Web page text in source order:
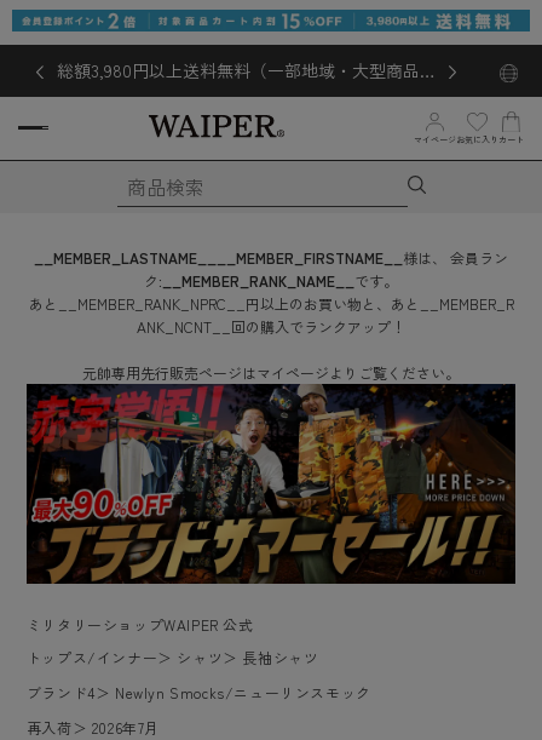
総額3,980円以上送料無料（一部地域・大型商品対
マイページ お気に入り カート
__MEMBER_LASTNAME__ __MEMBER_FIRSTNAME__ 様は、
会員ラン
ク: __MEMBER_RANK_NAME__ です。
あと
__MEMBER_RANK_NPRC__ 円以上のお買い物と、あと
__MEMBER_R
ANK_NCNT__ 回の購入でランクアップ！
元帥専用先行販売ページはマイページよりご覧ください。
ミリタリーショップWAIPER 公式
トップス/インナー＞ シャツ ＞ 長袖シャツ
ブランド4＞ Newlyn Smocks/ニューリンスモック
再入荷＞ 2026年7月